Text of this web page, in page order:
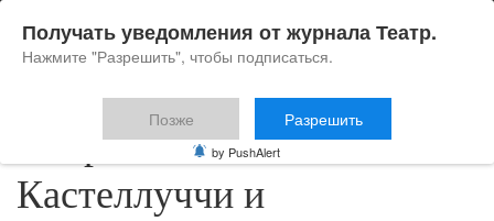
Оперные постановки
Кастеллуччи и
Получать уведомления от журнала Театр.
Нажмите "Разрешить", чтобы подписаться.
Позже Разрешить
by PushAlert